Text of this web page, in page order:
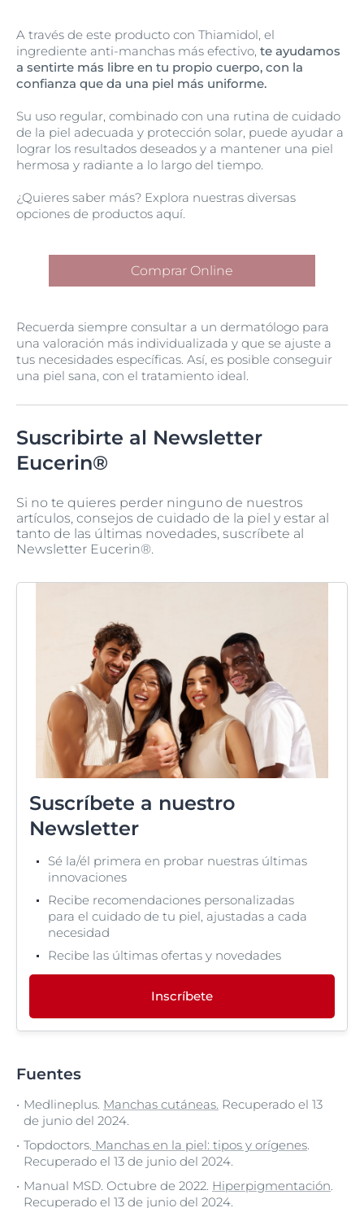
A través de este producto con Thiamidol, el
ingrediente anti-manchas más efectivo, te ayudamos
a sentirte más libre en tu propio cuerpo, con la
confianza que da una piel más uniforme.
Su uso regular, combinado con una rutina de cuidado
de la piel adecuada y protección solar, puede ayudar a
lograr los resultados deseados y a mantener una piel
hermosa y radiante a lo largo del tiempo.
¿Quieres saber más? Explora nuestras diversas
opciones de productos aquí.
Comprar Online
Recuerda siempre consultar a un dermatólogo para
una valoración más individualizada y que se ajuste a
tus necesidades específicas. Así, es posible conseguir
una piel sana, con el tratamiento ideal.
Suscribirte al Newsletter
Eucerin®
Si no te quieres perder ninguno de nuestros
artículos, consejos de cuidado de la piel y estar al
tanto de las últimas novedades, suscríbete al
Newsletter Eucerin®.
Suscríbete a nuestro
Newsletter
Sé la/él primera en probar nuestras últimas
innovaciones
Recibe recomendaciones personalizadas
para el cuidado de tu piel, ajustadas a cada
necesidad
Recibe las últimas ofertas y novedades
Inscríbete
Fuentes
Medlineplus. Manchas cutáneas. Recuperado el 13
de junio del 2024.
Topdoctors. Manchas en la piel: tipos y orígenes.
Recuperado el 13 de junio del 2024.
Manual MSD. Octubre de 2022. Hiperpigmentación.
Recuperado el 13 de junio del 2024.